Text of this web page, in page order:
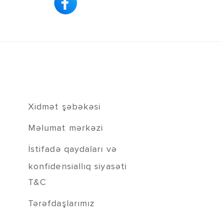
Xidmət şəbəkəsi
Məlumat mərkəzi
İstifadə qaydaları və
konfidensiallıq siyasəti
T&C
Tərəfdaşlarımız